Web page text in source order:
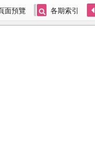
面預覽 各期索引